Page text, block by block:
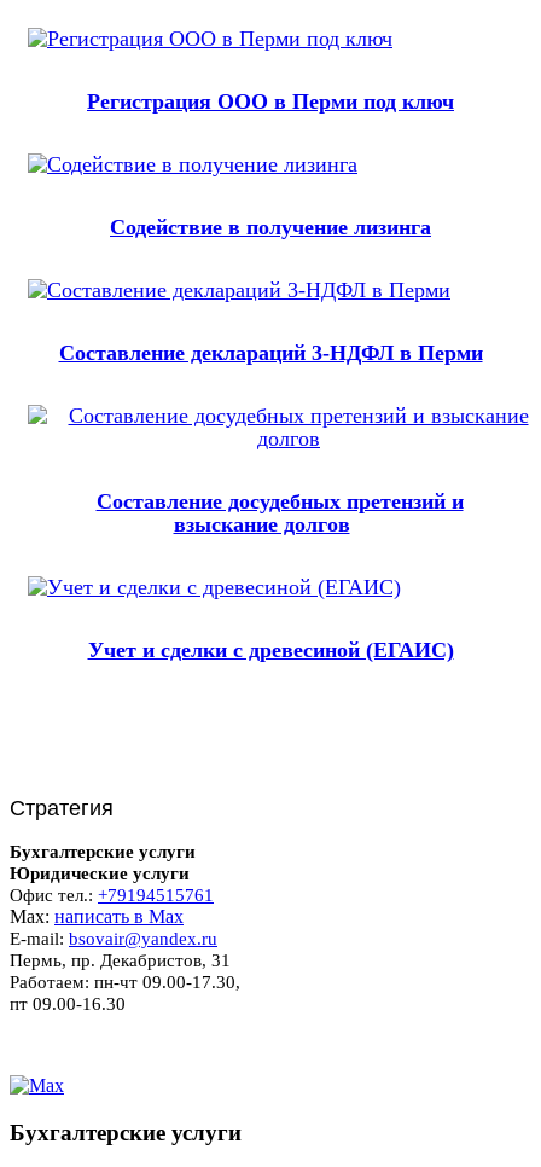
Регистрация ООО в Перми под ключ
Содействие в получение лизинга
Составление деклараций 3-НДФЛ в Перми
Составление досудебных претензий и
взыскание долгов
Учет и сделки с древесиной (ЕГАИС)
Стратегия
Бухгалтерские услуги
Юридические услуги
Офис тел.: +79194515761
Мах: написать в Мах
E-mail: bsovair@yandex.ru
Пермь, пр. Декабристов, 31
Работаем: пн-чт 09.00-17.30,
пт 09.00-16.30
Бухгалтерские услуги